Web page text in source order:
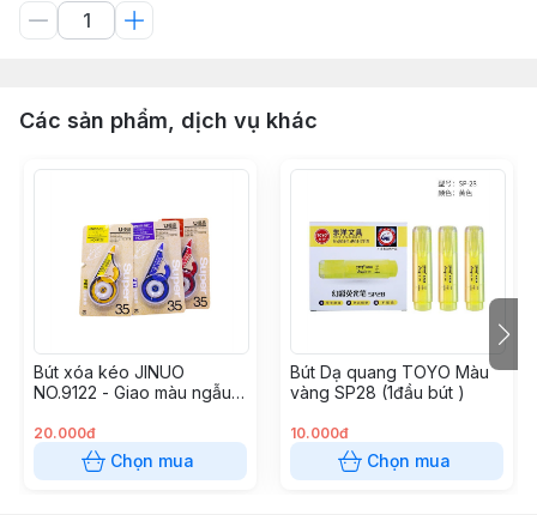
Các sản phẩm, dịch vụ khác
Bút xóa kéo JINUO
NO.9122 - Giao màu ngẫu
20.000đ
Chọn mua
Bút Dạ quang TOYO Màu
vàng SP28 (1đầu bút )
10.000đ
Chọn mua